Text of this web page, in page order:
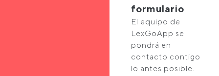
formulario
El equipo de
LexGoApp se
pondrá en
contacto contigo
lo antes posible.